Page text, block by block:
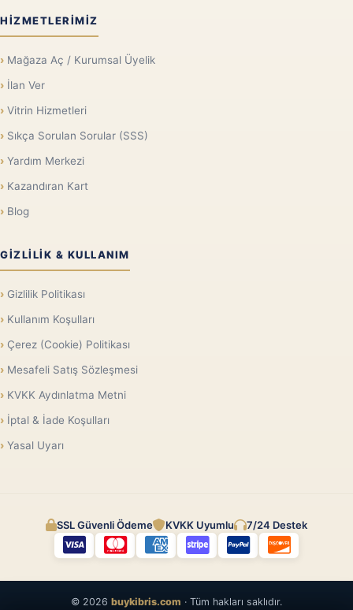
HIZMETLERIMIZ
Mağaza Aç / Kurumsal Üyelik
İlan Ver
Vitrin Hizmetleri
Sıkça Sorulan Sorular (SSS)
Yardım Merkezi
Kazandıran Kart
Blog
GIZLILIK & KULLANIM
Gizlilik Politikası
Kullanım Koşulları
Çerez (Cookie) Politikası
Mesafeli Satış Sözleşmesi
KVKK Aydınlatma Metni
İptal & İade Koşulları
Yasal Uyarı
SSL Güvenli Ödeme KVKK Uyumlu 7/24 Destek
© 2026 buykibris.com · Tüm hakları saklıdır.